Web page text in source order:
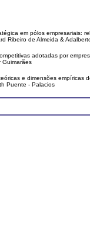
em pólos empresariais:
Ribeiro de Almeida &
adotadas por
Guimarães
e dimensões empíricas
Puente - Palacios